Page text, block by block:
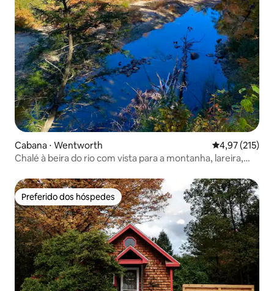
Cabana ⋅ Wentworth 4,97 de uma
4,97 (215)
Chalé à beira do rio com vista para a montanha, lareira,
Preferido dos hóspedes
Preferido dos hóspedes